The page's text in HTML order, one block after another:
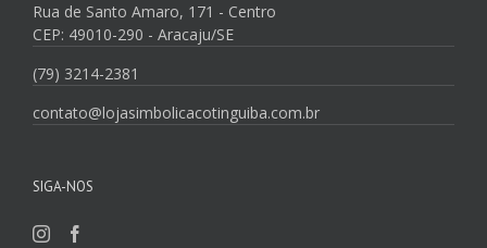
Rua de Santo Amaro, 171 - Centro
CEP: 49010-290 - Aracaju/SE
(79) 3214-2381
contato@lojasimbolicacotinguiba.com.br
SIGA-NOS